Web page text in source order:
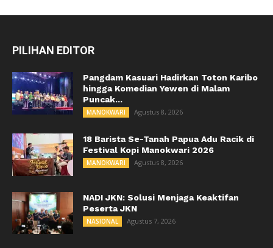
PILIHAN EDITOR
Pangdam Kasuari Hadirkan Toton Karibo
hingga Komedian Yewen di Malam
Puncak...
MANOKWARI Agustus 8, 2026
18 Barista Se-Tanah Papua Adu Racik di
Festival Kopi Manokwari 2026
MANOKWARI Agustus 8, 2026
NADI JKN: Solusi Menjaga Keaktifan
Peserta JKN
NASIONAL Agustus 7, 2026